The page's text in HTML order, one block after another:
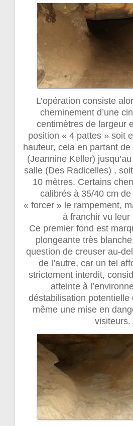
L’opération consiste
cheminement d’une
centimètres de largeur
position « 4 pattes » soit
hauteur, cela en partant
(Jeannine Keller)
salle (Des Radicelles) ,
10 mètres. Certains
calibrés à 35/40 cm
« forcer » le rampement,
à franchir vu leur
Ce premier fond est
plongeante très
question de creuser au-
de l’autre, car un tel
strictement interdit,
atteinte à
déstabilisation potentielle
même une mise en
visiteurs.